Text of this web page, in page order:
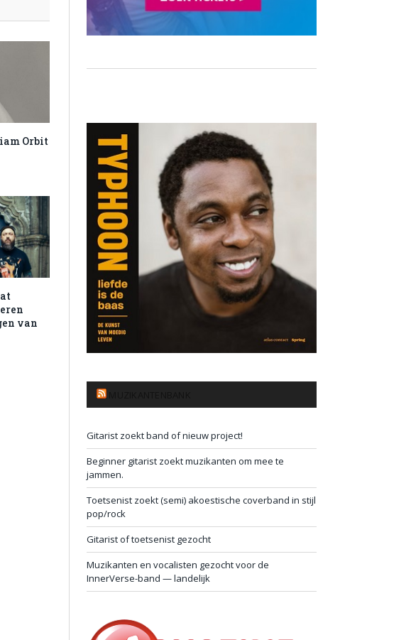
Orbit
van
Gitarist zoekt band of nieuw project!
Beginner gitarist zoekt muzikanten om mee te
jammen.
Toetsenist zoekt (semi) akoestische coverband in stijl
pop/rock
Gitarist of toetsenist gezocht
Muzikanten en vocalisten gezocht voor de
InnerVerse-band — landelijk